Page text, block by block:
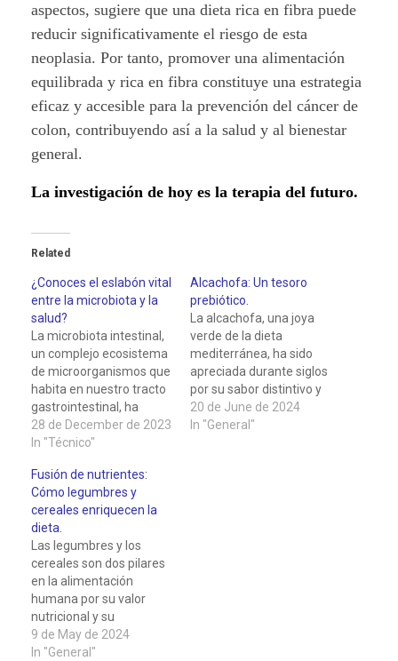
aspectos, sugiere que una dieta rica en fibra puede
reducir significativamente el riesgo de esta
neoplasia. Por tanto, promover una alimentación
equilibrada y rica en fibra constituye una estrategia
eficaz y accesible para la prevención del cáncer de
colon, contribuyendo así a la salud y al bienestar
general.
La investigación de hoy es la terapia del futuro.
Related
¿Conoces el eslabón vital
entre la microbiota y la
salud?
La microbiota intestinal,
un complejo ecosistema
de microorganismos que
habita en nuestro tracto
gastrointestinal, ha
adquirido una creciente
atención en el campo de
últimas décadas. La
comprensión de su
impacto en la salud
humana ha evolucionado
considerablemente,
revelando su papel
crucial en la…
28 de December de 2023
In "Técnico"
Alcachofa: Un tesoro
prebiótico.
La alcachofa, una joya
verde de la dieta
mediterránea, ha sido
apreciada durante siglos
por su sabor distintivo y
por sus beneficios para
la salud. Este vegetal,
20 de June de 2024
In "General"
Fusión de nutrientes:
Cómo legumbres y
cereales enriquecen la
dieta.
Las legumbres y los
cereales son dos pilares
en la alimentación
humana por su valor
nutricional y su
versatilidad culinaria y
los sitúa como una
9 de May de 2024
In "General"